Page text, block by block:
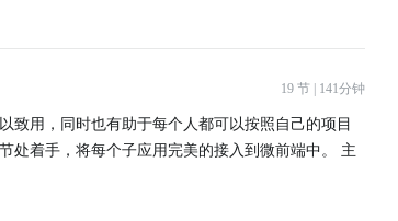
19 节 | 141分钟
致用，同时也有助于每个人都可以按照自己的项目
处着手，将每个子应用完美的接入到微前端中。 主